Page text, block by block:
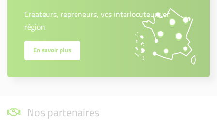
Créateurs, repreneurs, vos interlocuteurs en
région.
En savoir plus
Nos partenaires